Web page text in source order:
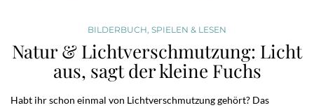
BILDERBUCH SPIELEN & LESEN
Natur & Lichtverschmutzung: Licht
aus, sagt der kleine Fuchs
Habt ihr schon einmal von Lichtverschmutzung gehört? Das